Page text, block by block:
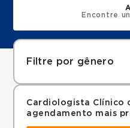
Encontre
Filtre por gênero
Cardiologista Clínico
agendamento mais